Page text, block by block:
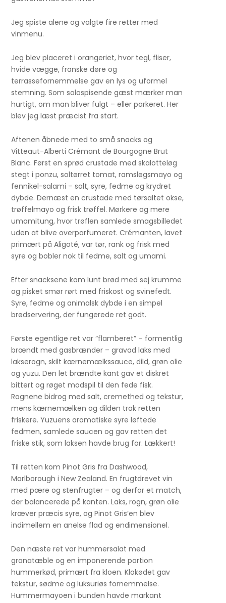
Jeg spiste alene og valgte fire retter med
vinmenu.
Jeg blev placeret i orangeriet, hvor tegl, fliser,
hvide vægge, franske døre og
terrassefornemmelse gav en lys og uformel
stemning. Som solospisende gæst mærker man
hurtigt, om man bliver fulgt – eller parkeret. Her
blev jeg læst præcist fra start.
Aftenen åbnede med to små snacks og
Vitteaut-Alberti Crémant de Bourgogne Brut
Blanc. Først en sprød crustade med skalotteløg
stegt i ponzu, soltørret tomat, ramsløgsmayo og
fennikel-salami – salt, syre, fedme og krydret
dybde. Dernæst en crustade med tørsaltet okse,
trøffelmayo og frisk trøffel. Mørkere og mere
umamitung, hvor trøflen samlede smagsbilledet
uden at blive overparfumeret. Crémanten, lavet
primært på Aligoté, var tør, rank og frisk med
syre og bobler nok til fedme, salt og umami.
Efter snacksene kom lunt brød med sej krumme
og pisket smør rørt med friskost og svinefedt.
Syre, fedme og animalsk dybde i en simpel
brødservering, der fungerede ret godt.
Første egentlige ret var “flamberet” – formentlig
brændt med gasbrænder – gravad laks med
lakserogn, skilt kærnemælkssauce, dild, grøn olie
og yuzu. Den let brændte kant gav et diskret
bittert og røget modspil til den fede fisk.
Rognene bidrog med salt, cremethed og tekstur,
mens kærnemælken og dilden trak retten
friskere. Yuzuens aromatiske syre løftede
fedmen, samlede saucen og gav retten det
friske stik, som laksen havde brug for. Lækkert!
Til retten kom Pinot Gris fra Dashwood,
Marlborough i New Zealand. En frugtdrevet vin
med pære og stenfrugter – og derfor et match,
der balancerede på kanten. Laks, rogn, grøn olie
kræver præcis syre, og Pinot Gris’en blev
indimellem en anelse flad og endimensionel.
Den næste ret var hummersalat med
granatæble og en imponerende portion
hummerkød, primært fra kloen. Klokødet gav
tekstur, sødme og luksuriøs fornemmelse.
Hummermayoen i bunden havde markant